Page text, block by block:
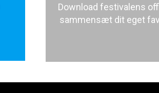
Download festivalens
sammensæt dit eget